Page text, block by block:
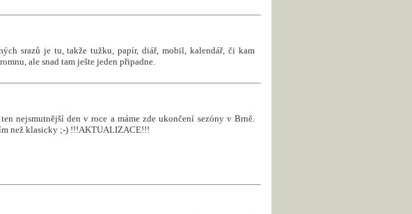
srazů je tu, takže tužku, papír, diář, mobil, kalendář, či kam
ale snad tam ješte jeden připadne.
nejsmutnější den v roce a máme zde ukončení sezóny v Brně.
než klasicky ;-) !!!AKTUALIZACE!!!